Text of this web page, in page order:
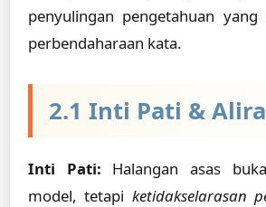
penyulingan pengetahuan yang
perbendaharaan kata.
2.1 Inti Pati &
Inti Pati: Halangan asas
model, tetapi ketidakselarasan